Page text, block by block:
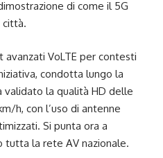
di come il 5G
città.
avanzati VoLTE per contesti
condotta lungo la
validato la qualità HD delle
h, con l’uso di antenne
Si punta ora a
tutta la rete AV nazionale.